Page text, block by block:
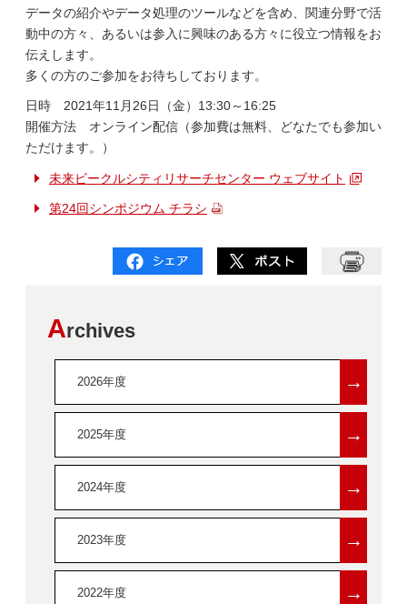
データの紹介やデータ処理のツールなどを含め、関連分野で活
動中の方々、あるいは参入に興味のある方々に役立つ情報をお
伝えします。
多くの方のご参加をお待ちしております。
日時 2021年11月26日（金）13:30～16:25
開催方法 オンライン配信（参加費は無料、どなたでも参加い
ただけます。）
未来ビークルシティリサーチセンター ウェブサイト
第24回シンポジウム チラシ
Archives
2026年度 →
2025年度 →
2024年度 →
2023年度 →
2022年度 →